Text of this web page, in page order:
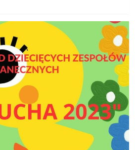
2023